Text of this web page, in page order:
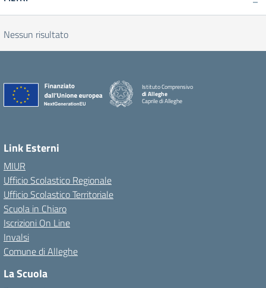
Nessun risultato
Istituto Comprensivo
di Alleghe
Caprile di Alleghe
Link Esterni
MIUR
Ufficio Scolastico Regionale
Ufficio Scolastico Territoriale
Scuola in Chiaro
Iscrizioni On Line
Invalsi
Comune di Alleghe
La Scuola